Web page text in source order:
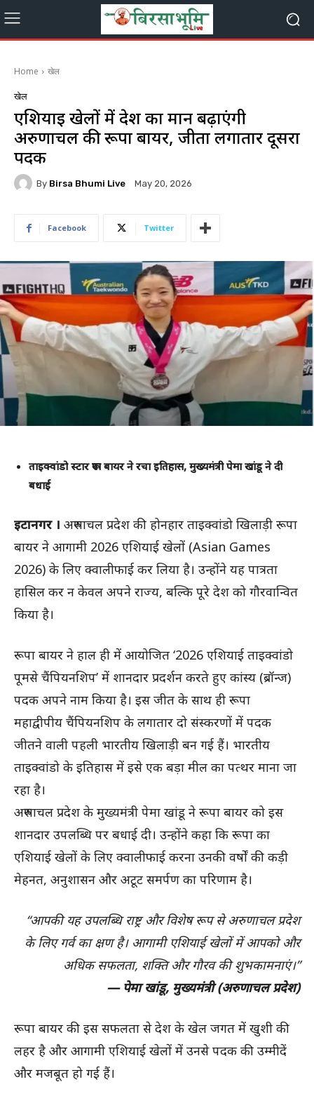
Home खेल
खेल
एशियाई खेलों में देश का मान बढ़ाएंगी
अरुणाचल की रूपा बायर, जीता लगातार दूसरा
पदक
By Birsa Bhumi Live May 20, 2026
Facebook Twitter
ताइक्वांडो स्टार रूपा बायर ने रचा इतिहास, मुख्यमंत्री पेमा खांडू ने दी
बधाई
इटानगर । अरुणाचल प्रदेश की होनहार ताइक्वांडो खिलाड़ी रूपा
बायर ने आगामी 2026 एशियाई खेलों (Asian Games
2026) के लिए क्वालीफाई कर लिया है। उन्होंने यह पात्रता
हासिल कर न केवल अपने राज्य, बल्कि पूरे देश को गौरवान्वित
किया है।
रूपा बायर ने हाल ही में आयोजित ‘2026 एशियाई ताइक्वांडो
पूमसे चैंपियनशिप’ में शानदार प्रदर्शन करते हुए कांस्य (ब्रॉन्ज)
पदक अपने नाम किया है। इस जीत के साथ ही रूपा
महाद्वीपीय चैंपियनशिप के लगातार दो संस्करणों में पदक
जीतने वाली पहली भारतीय खिलाड़ी बन गई हैं। भारतीय
ताइक्वांडो के इतिहास में इसे एक बड़ा मील का पत्थर माना जा
रहा है।
अरुणाचल प्रदेश के मुख्यमंत्री पेमा खांडू ने रूपा बायर को इस
शानदार उपलब्धि पर बधाई दी। उन्होंने कहा कि रूपा का
एशियाई खेलों के लिए क्वालीफाई करना उनकी वर्षों की कड़ी
मेहनत, अनुशासन और अटूट समर्पण का परिणाम है।
“आपकी यह उपलब्धि राष्ट्र और विशेष रूप से अरुणाचल प्रदेश
के लिए गर्व का क्षण है। आगामी एशियाई खेलों में आपको और
अधिक सफलता, शक्ति और गौरव की शुभकामनाएं।”
— पेमा खांडू, मुख्यमंत्री (अरुणाचल प्रदेश)
रूपा बायर की इस सफलता से देश के खेल जगत में खुशी की
लहर है और आगामी एशियाई खेलों में उनसे पदक की उम्मीदें
और मजबूत हो गई हैं।